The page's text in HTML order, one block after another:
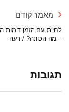
מאמר קודם
לחיות עם הזמן דימות
– מה הכוונה? / דעה
תגובות